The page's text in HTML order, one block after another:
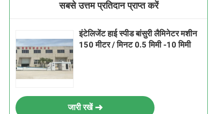
सबसे उत्तम प्रतिदान प्राप्त करें
इंटेलिजेंट हाई स्पीड बांसुरी लैमिनेटर मशीन
150 मीटर / मिनट 0.5 मिमी -10 मिमी
जारी रखें